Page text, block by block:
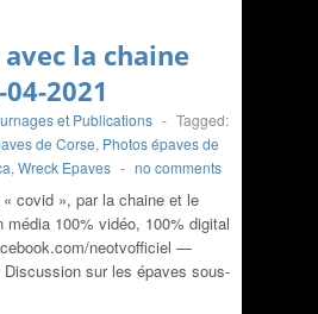
la chaine
2021
et Publications - Tagged:
de Corse, Photos épaves de
, Wreck Epaves - no comments
covid », par la chaine et le
média 100% vidéo, 100% digital
neotvofficiel​ —
sur les épaves sous-